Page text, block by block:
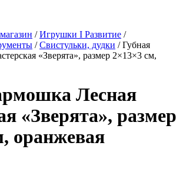
/Игрушки I Развитие /
/Свистульки, дудки /Губная
«Зверята», размер 2×13×3 см,
Лесная
«Зверята», размер
оранжевая